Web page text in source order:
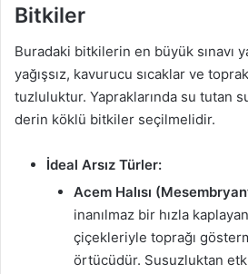
Bitkiler
Buradaki bitkilerin en büyük sınavı
yağışsız, kavurucu sıcaklar ve
tuzluluktur. Yapraklarında su tutan
derin köklü bitkiler seçilmelidir.
İdeal Arsız Türler:
Acem Halısı
inanılmaz bir hızla
çiçekleriyle toprağı
örtücüdür. Susuzluktan